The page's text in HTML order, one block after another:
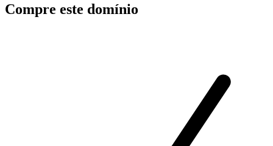
Compre este domínio